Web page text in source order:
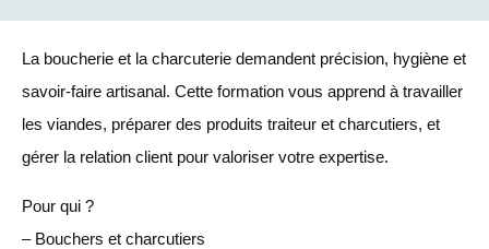
La boucherie et la charcuterie demandent précision, hygiène et
savoir-faire artisanal. Cette formation vous apprend à travailler
les viandes, préparer des produits traiteur et charcutiers, et
gérer la relation client pour valoriser votre expertise.
Pour qui ?
– Bouchers et charcutiers